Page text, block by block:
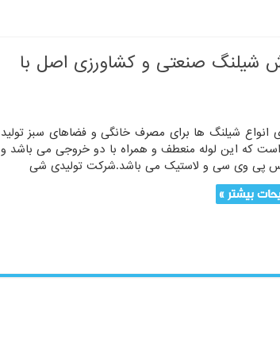
شیلنگ صنعتی و کشاورزی اصل با
انواع شیلنگ ها برای مصرف خانگی و فضاهای سبز تولید
که این لوله منعطف و همراه با دو خروجی می باشد و
پی وی سی و لاستیک می باشد.شرکت تولیدی شی
بیشتر »